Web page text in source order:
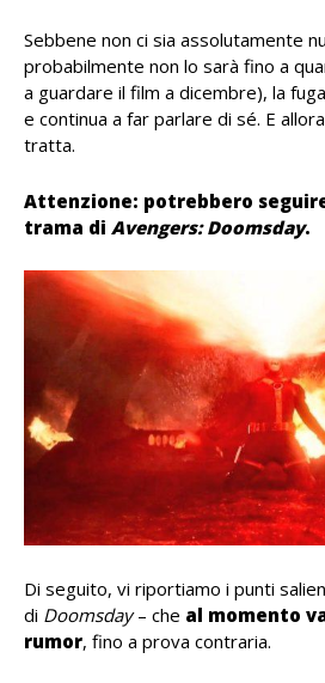
Sebbene non ci sia assolutamente
probabilmente non lo sarà fino a
a guardare il film a dicembre), la
e continua a far parlare di sé. E
tratta.
Attenzione: potrebbero
trama di Avengers: Doomsday.
Di seguito, vi riportiamo i punti
di Doomsday– che al momento
rumor, fino a prova contraria.